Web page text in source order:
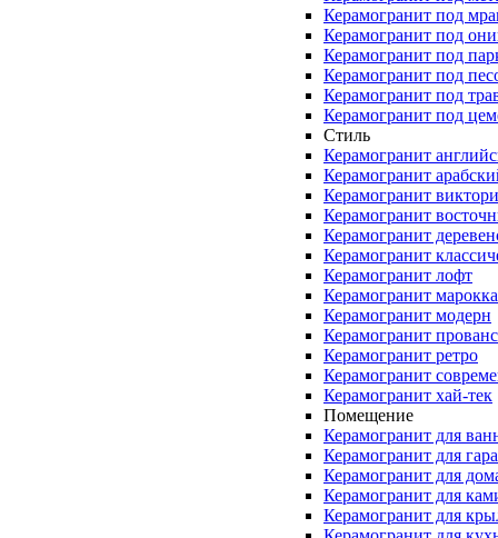
Керамогранит под
Керамогранит под
Керамогранит под
Керамогранит под
Керамогранит под
Керамогранит под
Стиль
Керамогранит
Керамогранит
Керамогранит
Керамогранит
Керамогранит
Керамогранит
Керамогранит лофт
Керамогранит
Керамогранит модерн
Керамогранит прованс
Керамогранит ретро
Керамогранит
Керамогранит хай-тек
Помещение
Керамогранит для
Керамогранит для
Керамогранит для
Керамогранит для
Керамогранит для